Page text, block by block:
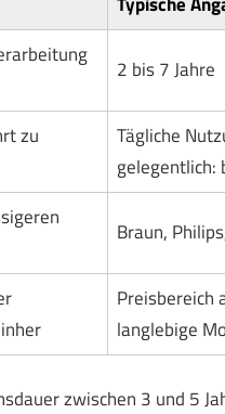
2 bis 7 Jahre
zu
Tägliche
gelegentlich:
Braun,
Preisbereich
langlebige
zwischen 3 und 5